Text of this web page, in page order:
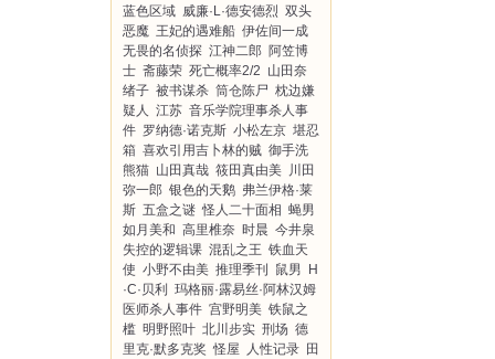
蓝色区域 威廉·L·德安德烈 双头
恶魔 王妃的遇难船 伊佐间一成
无畏的名侦探 江神二郎 阿笠博
士 斋藤荣 死亡概率2/2 山田奈
绪子 被书谋杀 筒仓陈尸 枕边嫌
疑人 江苏 音乐学院理事杀人事
件 罗纳德·诺克斯 小松左京 堪忍
箱 喜欢引用吉卜林的贼 御手洗
熊猫 山田真哉 筱田真由美 川田
弥一郎 银色的天鹅 弗兰伊格·莱
斯 五盒之谜 怪人二十面相 蝇男
如月美和 高里椎奈 时晨 今井泉
失控的逻辑课 混乱之王 铁血天
使 小野不由美 推理季刊 鼠男
H
·C·贝利
玛格丽·露易丝·阿林汉姆
医师杀人事件 宫野明美 铁鼠之
槛 明野照叶 北川步实 刑场 德
里克·默多克奖 怪屋 人性记录 田